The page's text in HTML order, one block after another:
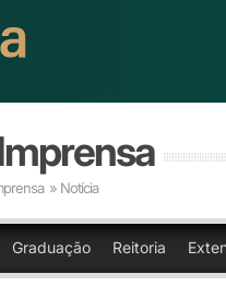
» Notícia
Graduação Reitoria